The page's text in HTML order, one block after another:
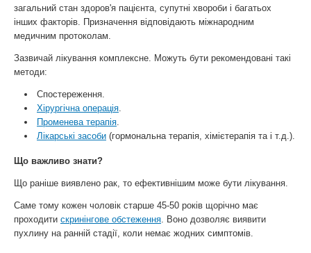
загальний стан здоров'я пацієнта, супутні хвороби і багатьох
інших факторів. Призначення відповідають міжнародним
медичним протоколам.
Зазвичай лікування комплексне. Можуть бути рекомендовані такі
методи:
Спостереження.
Хірургічна операція.
Променева терапія.
Лікарські засоби (гормональна терапія, хімієтерапія та і т.д.).
Що важливо знати?
Що раніше виявлено рак, то ефективнішим може бути лікування.
Саме тому кожен чоловік старше 45-50 років щорічно має
проходити скринінгове обстеження. Воно дозволяє виявити
пухлину на ранній стадії, коли немає жодних симптомів.